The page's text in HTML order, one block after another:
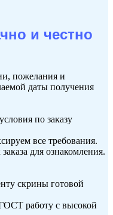
и честно
пожелания и
даты получения
по заказу
все требования.
для ознакомления.
скрины готовой
работу с высокой